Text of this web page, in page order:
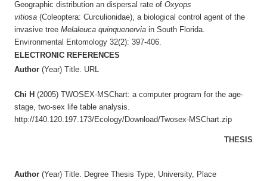
Geographic distribution an dispersal rate of Oxyops
vitiosa (Coleoptera: Curculionidae), a biological control agent of the
invasive tree Melaleuca quinquenervia in South Florida.
Environmental Entomology 32(2): 397-406.
ELECTRONIC REFERENCES
Author (Year) Title. URL
Chi H (2005) TWOSEX-MSChart: a computer program for the age-
stage, two-sex life table analysis.
http://140.120.197.173/Ecology/Download/Twosex-MSChart.zip
THESIS
Author (Year) Title. Degree Thesis Type, University, Place